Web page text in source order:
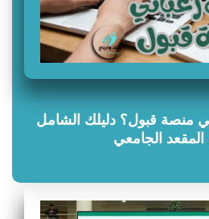
منصة قبول؟ دليلك الشامل
الجامعي